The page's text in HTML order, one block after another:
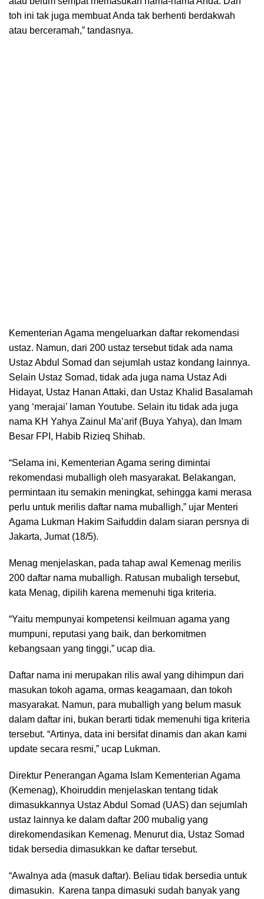
toh ini tak juga membuat Anda tak berhenti berdakwah
atau berceramah,” tandasnya.
Kementerian Agama mengeluarkan daftar rekomendasi
ustaz. Namun, dari 200 ustaz tersebut tidak ada nama
Ustaz Abdul Somad dan sejumlah ustaz kondang lainnya.
Selain Ustaz Somad, tidak ada juga nama Ustaz Adi
Hidayat, Ustaz Hanan Attaki, dan Ustaz Khalid Basalamah
yang ‘merajai’ laman Youtube. Selain itu tidak ada juga
nama KH Yahya Zainul Ma’arif (Buya Yahya), dan Imam
Besar FPI, Habib Rizieq Shihab.
“Selama ini, Kementerian Agama sering dimintai
rekomendasi muballigh oleh masyarakat. Belakangan,
permintaan itu semakin meningkat, sehingga kami merasa
perlu untuk merilis daftar nama muballigh,” ujar Menteri
Agama Lukman Hakim Saifuddin dalam siaran persnya di
Jakarta, Jumat (18/5).
Menag menjelaskan, pada tahap awal Kemenag merilis
200 daftar nama muballigh. Ratusan mubaligh tersebut,
kata Menag, dipilih karena memenuhi tiga kriteria.
“Yaitu mempunyai kompetensi keilmuan agama yang
mumpuni, reputasi yang baik, dan berkomitmen
kebangsaan yang tinggi,” ucap dia.
Daftar nama ini merupakan rilis awal yang dihimpun dari
masukan tokoh agama, ormas keagamaan, dan tokoh
masyarakat. Namun, para muballigh yang belum masuk
dalam daftar ini, bukan berarti tidak memenuhi tiga kriteria
tersebut. “Artinya, data ini bersifat dinamis dan akan kami
update secara resmi,” ucap Lukman.
Direktur Penerangan Agama Islam Kementerian Agama
(Kemenag), Khoiruddin menjelaskan tentang tidak
dimasukkannya Ustaz Abdul Somad (UAS) dan sejumlah
ustaz lainnya ke dalam daftar 200 mubalig yang
direkomendasikan Kemenag. Menurut dia, Ustaz Somad
tidak bersedia dimasukkan ke daftar tersebut.
“Awalnya ada (masuk daftar). Beliau tidak bersedia untuk
dimasukin. Karena tanpa dimasuki sudah banyak yang